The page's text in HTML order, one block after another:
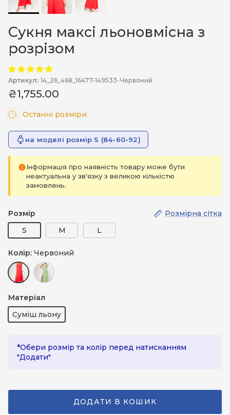
Сукня максі льоновмісна з
розрізом
Артикул: 14_26_468_16477-149533-Червоний
₴1,755.00
Останні розміри
на моделі розмір S (84-60-92)
Інформація про наявність товару може бути
неактуальна у зв'язку з великою кількістю
замовлень.
Розмір
Розмірна сітка
S
M L
Колір: Червоний
Матеріал
Суміш льону
*Обери розмір та колір перед натисканням
"Додати"
ДОДАТИ В КОШИК